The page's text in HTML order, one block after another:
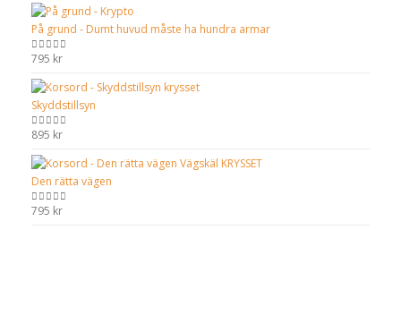
På grund - Dumt huvud måste ha hundra armar
0out of 5
795 kr
Skyddstillsyn
0out of 5
895 kr
Den rätta vägen
0out of 5
795 kr